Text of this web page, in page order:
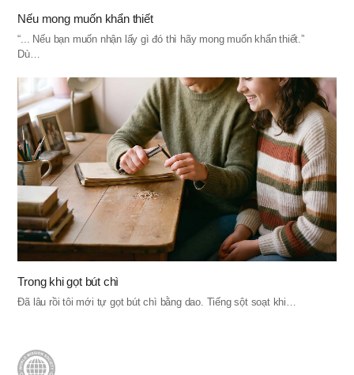
Nếu mong muốn khẩn thiết
“... Nếu bạn muốn nhận lấy gì đó thì hãy mong muốn khẩn thiết.”
Dù…
Trong khi gọt bút chì
Đã lâu rồi tôi mới tự gọt bút chì bằng dao. Tiếng sột soạt khi…